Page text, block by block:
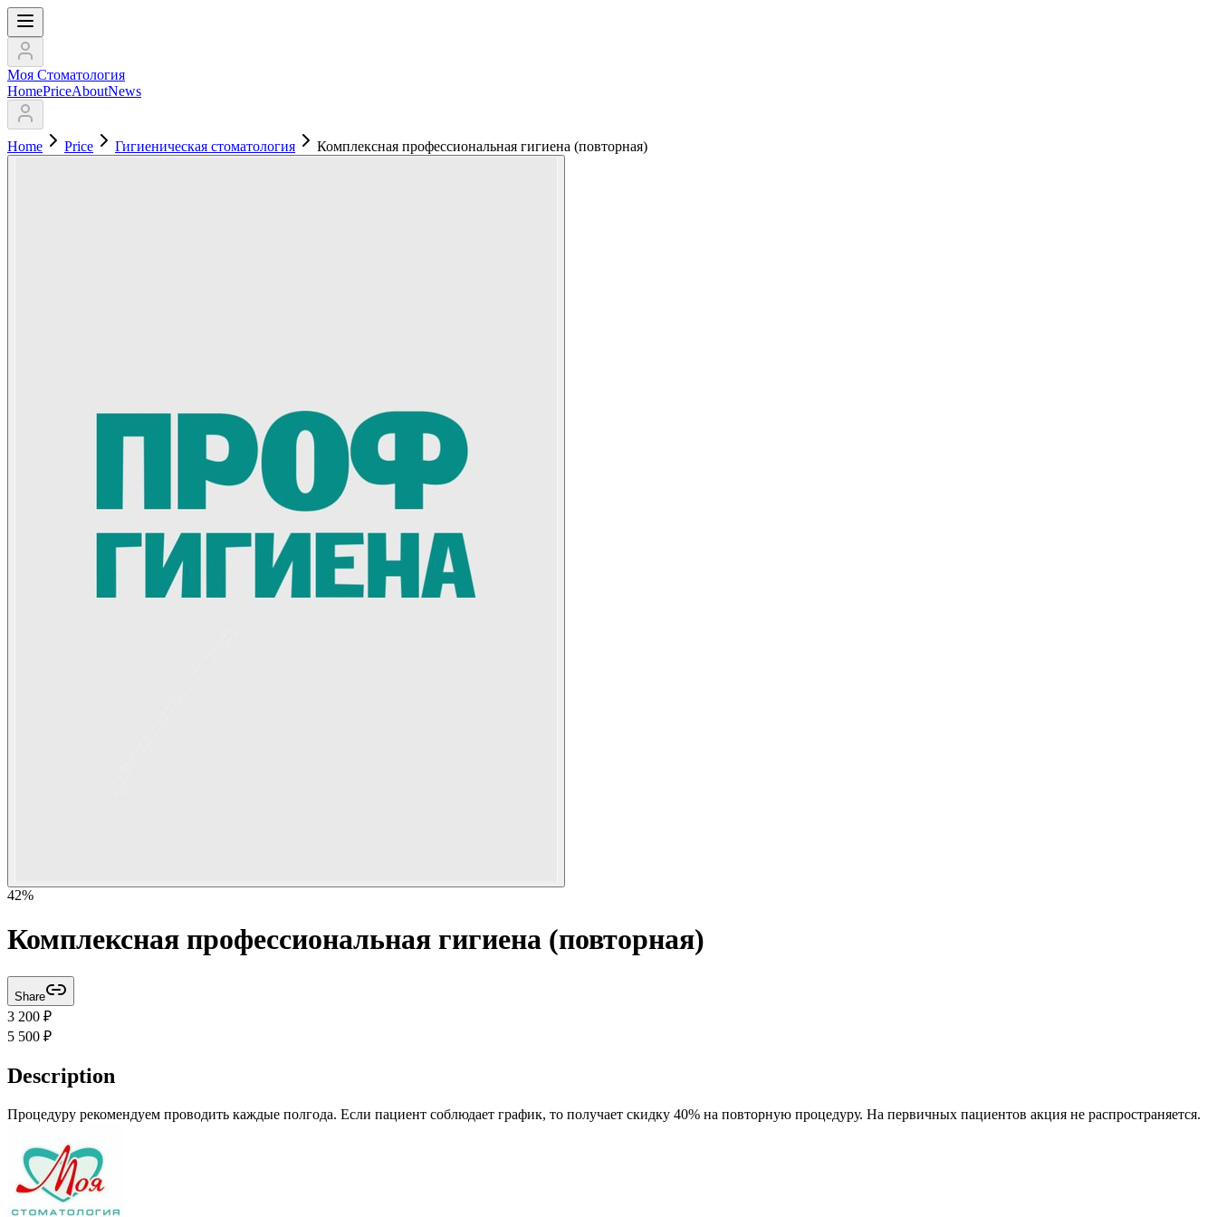
Моя Стоматология
HomePriceAboutNews
Home Price Гигиеническая стоматология Комплексная профессиональная гигиена (повторная)
42%
Комплексная профессиональная гигиена (повторная)
Share
3 200 ₽
5 500 ₽
Description
Процедуру рекомендуем проводить каждые полгода. Если пациент соблюдает график, то получает скидку 40% на повторную процедуру. На первичных пациентов акция не распространяется.